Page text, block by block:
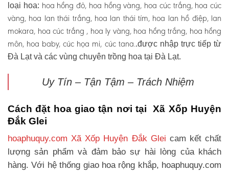
loại hoa: hoa hồng đỏ, hoa hồng vàng, hoa cúc trắng, hoa cúc
vàng, hoa lan thái trắng, hoa lan thái tím, hoa lan hồ điệp, lan
mokara, hoa cúc trắng , hoa ly vàng, hoa hồng trắng, hoa hồng
môn, hoa baby, cúc họa mi, cúc tana..được nhập trực tiếp từ
Đà Lạt và các vùng chuyên trồng hoa tại Đà Lạt.
Uy Tín – Tận Tậm – Trách Nhiệm
Cách đặt hoa giao tận nơi tại Xã Xốp Huyện
Đắk Glei
hoaphuquy.com Xã Xốp Huyện Đắk Glei cam kết chất
lượng sản phẩm và đảm bảo sự hài lòng của khách
hàng. Với hệ thống giao hoa rộng khắp, hoaphuquy.com